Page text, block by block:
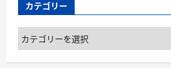
カテゴリー
カ
テ
ゴ